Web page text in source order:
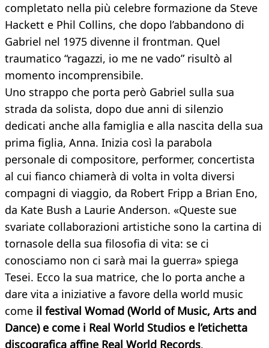
completato nella più celebre formazione da Steve
Hackett e Phil Collins, che dopo l’abbandono di
Gabriel nel 1975 divenne il frontman. Quel
traumatico “ragazzi, io me ne vado” risultò al
momento incomprensibile.
Uno strappo che porta però Gabriel sulla sua
strada da solista, dopo due anni di silenzio
dedicati anche alla famiglia e alla nascita della sua
prima figlia, Anna. Inizia così la parabola
personale di compositore, performer, concertista
al cui fianco chiamerà di volta in volta diversi
compagni di viaggio, da Robert Fripp a Brian Eno,
da Kate Bush a Laurie Anderson. «Queste sue
svariate collaborazioni artistiche sono la cartina di
tornasole della sua filosofia di vita: se ci
conosciamo non ci sarà mai la guerra» spiega
Tesei. Ecco la sua matrice, che lo porta anche a
dare vita a iniziative a favore della world music
come il festival Womad (World of Music, Arts and
Dance) e come i Real World Studios e l’etichetta
discografica affine Real World Records.